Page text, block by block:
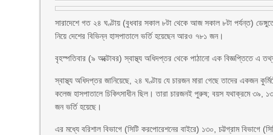
সারাদেশে গত ২৪ ঘণ্টায় (বুধবার সকাল ৮টা থেকে আজ সকাল ৮টা পর্যন্ত)
নিয়ে দেশের বিভিন্ন হাসপাতালে ভর্তি হয়েছেন আরও ৭৮১ জন।
বৃহস্পতিবার (৯ অক্টোবর) স্বাস্থ্য অধিদপ্তর থেকে পাঠানো এক বিজ্ঞপ্তিতে এ
স্বাস্থ্য অধিদপ্তর জানিয়েছে, ২৪ ঘণ্টায় যে চারজন মারা গেছে তাদের একজন
কলেজ হাসপাতালে চিকিৎসাধীন ছিল। তারা চারজনই পুরুষ; বয়স যথাক্রমে ৩৯,
জন ভর্তি হয়েছে।
এর মধ্যে বরিশাল বিভাগে (সিটি করপোরেশনের বাইরে) ১৩০, চট্টগ্রাম বিভাগে